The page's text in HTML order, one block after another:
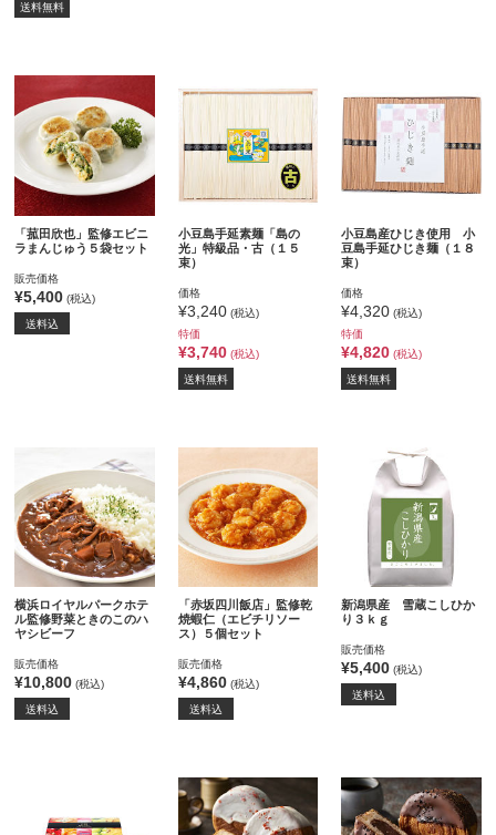
送料無料
「菰田欣也」監修エビニ
ラまんじゅう５袋セット
販売価格
¥5,400 (税込)
送料込
小豆島手延素麺「島の
光」特級品・古（１５
束）
価格
¥3,240(税込)
特価
¥3,740(税込)
送料無料
小豆島産ひじき使用 小
豆島手延ひじき麺（１８
束）
価格
¥4,320 (税込)
特価
¥4,820 (税込)
送料無料
横浜ロイヤルパークホテ
ル監修野菜ときのこのハ
ヤシビーフ
販売価格
¥10,800 (税込)
送料込
「赤坂四川飯店」監修乾
焼蝦仁（エビチリソー
ス）５個セット
販売価格
¥4,860(税込)
送料込
新潟県産 雪蔵こしひか
り３ｋｇ
販売価格
¥5,400 (税込)
送料込